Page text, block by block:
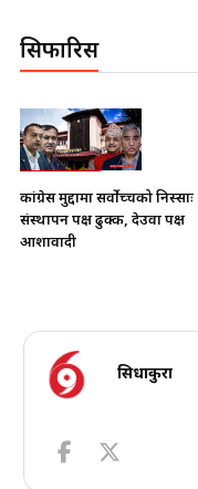
सिफारिस
सर्वोच्चको निस्साः
ढुक्क, देउवा पक्ष
सिधाकुरा